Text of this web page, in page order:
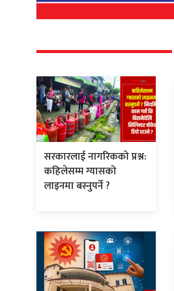
सरकारलाई नागरिकको प्रश्न:
कहिलेसम्म ग्यासको
लाइनमा बस्नुपर्ने ?